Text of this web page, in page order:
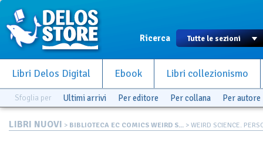
Ricerca
Libri Delos Digital Ebook Libri collezionismo
Sfoglia per Ultimi arrivi Per editore Per collana Per autore
LIBRI NUOVI > BIBLIOTECA EC COMICS WEIRD S... > WEIRD SCIENCE.